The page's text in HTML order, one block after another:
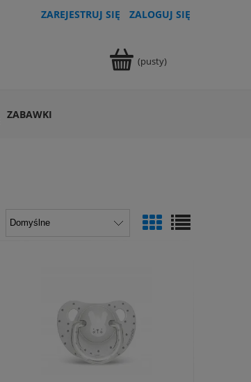
ZAREJESTRUJ SIĘ ZALOGUJ SIĘ
(pusty)
ZABAWKI